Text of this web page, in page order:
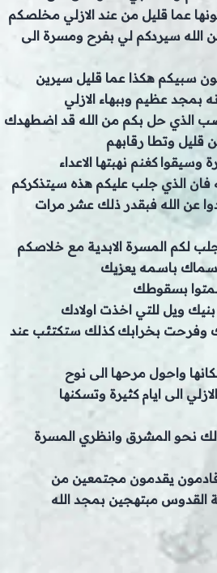
عما قليل من عند الازلي مخلصكم
الله سيردكم لي بفرح ومسرة الى
سبيكم هكذا عما قليل سيرين
بمجد عظيم وببهاء الازلي
الذي حل بكم من الله قد اضطهدك
قليل وتطا رقابهم
كغنم نهبتها الاعداء
فان الذي جلب عليكم هذه سيتذكركم
عن الله فبقدر ذلك عشر مرات
لكم المسرة الابدية مع خلاصكم
سماك باسمه يعزيك
بسقوطك
ويل للتي اخذت اولادك
وفرحت بخرابك كذلك ستكتئب عند
واحول مرحها الى نوح
الى ايام كثيرة وتسكنها
نحو المشرق وانظري المسرة
قادمون يقدمون مجتمعين من
القدوس مبتهجين بمجد الله